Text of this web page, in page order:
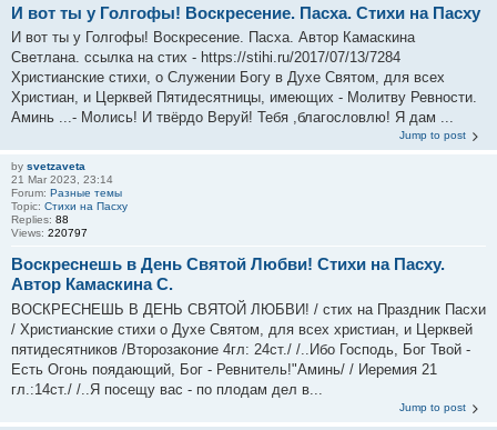
И вот ты у Голгофы! Воскресение. Пасха. Стихи на Пасху
И вот ты у Голгофы! Воскресение. Пасха. Автор Камаскина
Светлана. ссылка на стих - https://stihi.ru/2017/07/13/7284
Христианские стихи, о Служении Богу в Духе Святом, для всех
Христиан, и Церквей Пятидесятницы, имеющих - Молитву Ревности.
Аминь ...- Молись! И твёрдо Веруй! Тебя ,благословлю! Я дам ...
Jump to post
by svetzaveta
21 Mar 2023, 23:14
Forum: Разные темы
Topic: Стихи на Пасху
Replies: 88
Views: 220797
Воскреснешь в День Святой Любви! Стихи на Пасху.
Автор Камаскина С.
ВОСКРЕСНЕШЬ В ДЕНЬ СВЯТОЙ ЛЮБВИ! / стих на Праздник Пасхи
/ Христианские стихи о Духе Святом, для всех христиан, и Церквей
пятидесятников /Второзаконие 4гл: 24ст./ /..Ибо Господь, Бог Твой -
Есть Огонь поядающий, Бог - Ревнитель!"Аминь/ / Иеремия 21
гл.:14ст./ /..Я посещу вас - по плодам дел в...
Jump to post